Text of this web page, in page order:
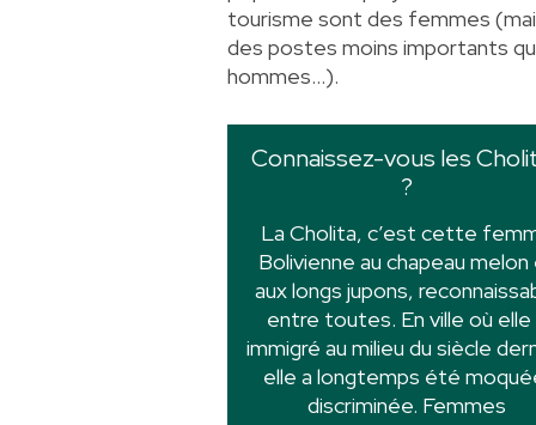
tourisme sont des femmes
des postes moins importants
hommes…).
Connaissez-vous les
?
La Cholita, c’est cette
Bolivienne au chapeau
aux longs jupons,
entre toutes. En ville où elle
immigré au milieu du siècle
elle a longtemps été
discriminée. Femmes